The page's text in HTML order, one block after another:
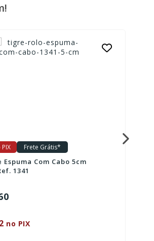
Frete Grátis*
Espuma Com Cabo 5cm
1341
no PIX